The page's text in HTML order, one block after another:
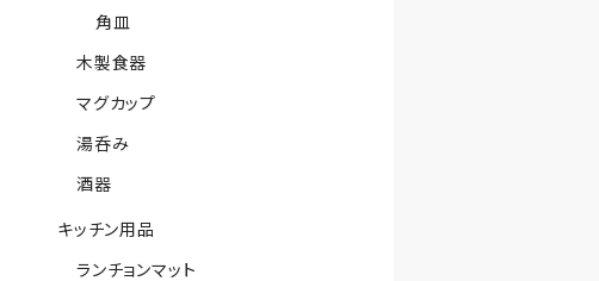
角皿
木製食器
マグカップ
湯呑み
酒器
キッチン用品
ランチョンマット